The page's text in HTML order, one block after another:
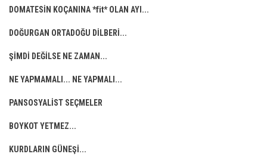
DOMATESİN KOÇANINA *fit* OLAN AYI...
DOĞURGAN ORTADOĞU DİLBERİ...
ŞİMDİ DEĞİLSE NE ZAMAN...
NE YAPMAMALI... NE YAPMALI...
PANSOSYALİST SEÇMELER
BOYKOT YETMEZ...
KURDLARIN GÜNEŞİ...